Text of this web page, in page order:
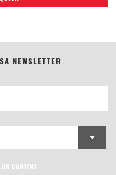
NEWSLETTER
CONTENT